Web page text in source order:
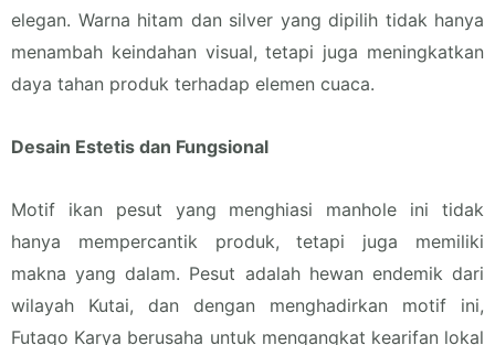
elegan. Warna hitam dan silver yang dipilih tidak hanya
menambah keindahan visual, tetapi juga meningkatkan
daya tahan produk terhadap elemen cuaca.
Desain Estetis dan Fungsional
Motif ikan pesut yang menghiasi manhole ini tidak
hanya mempercantik produk, tetapi juga memiliki
makna yang dalam. Pesut adalah hewan endemik dari
wilayah Kutai, dan dengan menghadirkan motif ini,
Futago Karya berusaha untuk mengangkat kearifan lokal